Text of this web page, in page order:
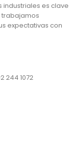
industriales es clave
trabajamos
expectativas con
244 1072